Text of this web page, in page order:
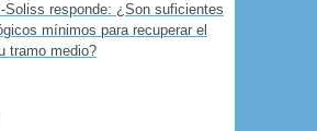
Soliss responde: ¿Son suficientes
mínimos para recuperar el
tramo medio?